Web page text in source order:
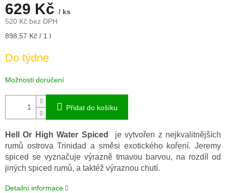
629 Kč / ks
520 Kč bez DPH
Měrná
898,57 Kč / 1 l
Do týdne
Možnosti doručení
Přidat do košíku
Hell Or High Water Spiced
je vytvořen z nejkvalitnějších
rumů ostrova Trinidad a směsi exotického koření. Jeremy
spiced se vyznačuje výrazně tmavou barvou, na rozdíl od
jiných spiced rumů, a taktéž výraznou chutí.
Detailní informace